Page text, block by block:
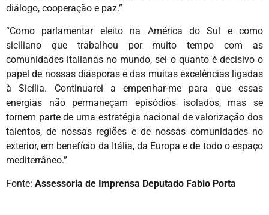
diálogo, cooperação e paz.”
“Como parlamentar eleito na América do Sul e como
siciliano que trabalhou por muito tempo com as
comunidades italianas no mundo, sei o quanto é decisivo o
papel de nossas diásporas e das muitas excelências ligadas
à Sicília. Continuarei a empenhar-me para que essas
energias não permaneçam episódios isolados, mas se
tornem parte de uma estratégia nacional de valorização dos
talentos, de nossas regiões e de nossas comunidades no
exterior, em benefício da Itália, da Europa e de todo o espaço
mediterrâneo.”
Fonte: Assessoria de Imprensa Deputado Fabio Porta